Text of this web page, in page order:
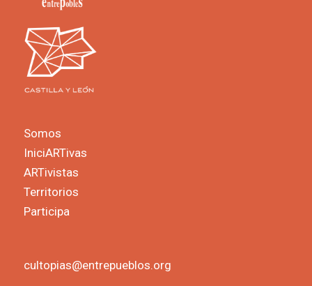
Somos
IniciARTivas
ARTivistas
Territorios
Participa
cultopias@entrepueblos.org